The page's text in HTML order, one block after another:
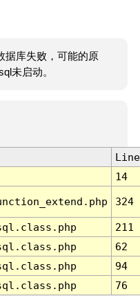
据库失败，可能的原
未启动。
Line
14
324
211
62
94
76